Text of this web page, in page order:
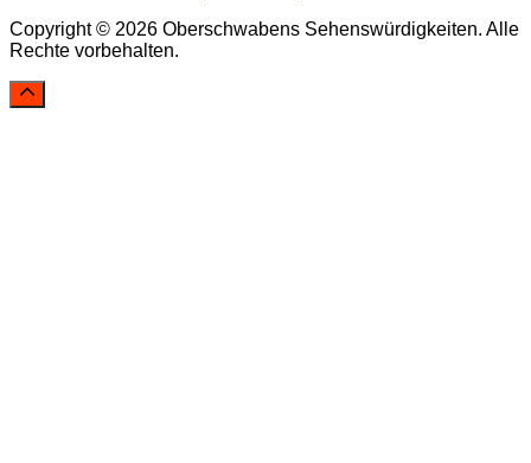
Copyright © 2026 Oberschwabens Sehenswürdigkeiten. Alle
Rechte vorbehalten.